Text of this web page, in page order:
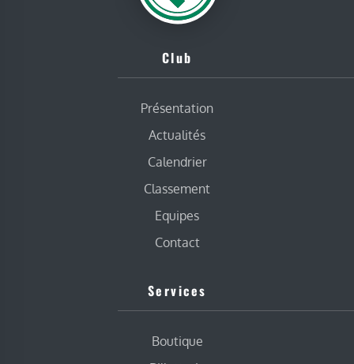
Club
Présentation
Actualités
Calendrier
Classement
Equipes
Contact
Services
Boutique